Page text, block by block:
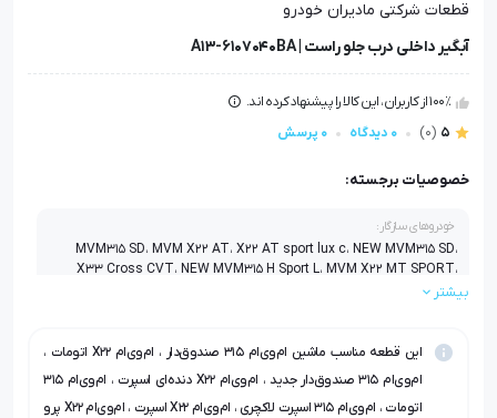
قطعات شرکتی مادیران خودرو
آبگیر داخلی درب جلو راست | A13-6107040BA
100٪ از کاربران، این کالا را پیشنهاد کرده اند.
5
(0) 0 دیدگاه 0 پرسش
خصوصیات برجسته:
خودروهای سازگار:
MVM315 SD، MVM X22 AT، X22 AT sport lux c، NEW MVM315 SD،
X33 Cross CVT، NEW MVM315 H Sport L، MVM X22 MT SPORT،
MVM 315+ AT، MVM X22 AT SPORT، X22 Pro IE Turbo، MVM315 H،
MT
بیشتر
این قطعه مناسب ماشین ام‌وی‌ام ۳۱۵ صندوق‌دار ، ام‌وی‌ام X22 اتومات ،
ام‌وی‌ام ۳۱۵ صندوق‌دار جدید ، ام‌وی‌ام X22 دنده‌ای اسپرت ، ام‌وی‌ام ۳۱۵
اتومات ، ام‌وی‌ام ۳۱۵ اسپرت لاکچری ، ام‌وی‌ام X22 اسپرت ، ام‌وی‌ام X22 پرو